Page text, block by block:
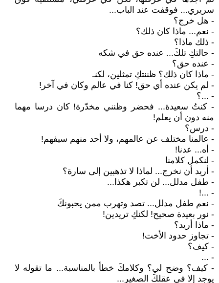
سريري... فوقفت عند الباب...
- هل خرج؟
- نعم... ماذا كان ذلك؟
- ذلك ماذا؟
- حالتكِ تلكَ... عنده حق في شكه
- عنده حق؟
- ماذا كان ذلك؟ ظننتكِ تمثلين، لكنـ
- لم يكن عنده أي حق! كنا في عالم وكان في آخر!
- ...؟
- كنتُ سعيدة... فحضر وظنني مخدّرة! كان درسا مهما
منه دون أن يعلم!
- درس؟
- عالمنا مختلف عن عالمهم، ولا أحد منهم سيفهم!
- أه... عدنا!
- لنكمل كلامنا
- أريد أن نخرج... لماذا لا تذهبين إلى سارة؟
- طفل مدلل... لن تكبر هكذا...
- ...!
- نعم طفل مدلل... تصد وتهرب ممن يحبونكَ
- نور بعيدة صحيح! لكنكِ تريدين!
- ماذا أريد؟
- تجاوز حدود الأخت!
- كيف؟
- ...
- كيف؟ وضح لي؟ وكلامكَ خطأ بالمناسبة... ما تقوله لا
يوجد إلا في عقلكَ الصغير...